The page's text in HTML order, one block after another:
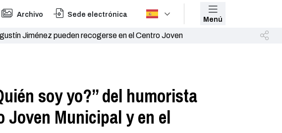
Archivo Sede electrónica
Menú
Jiménez pueden recogerse en el Centro Joven
soy yo?” del humorista
Joven Municipal y en el